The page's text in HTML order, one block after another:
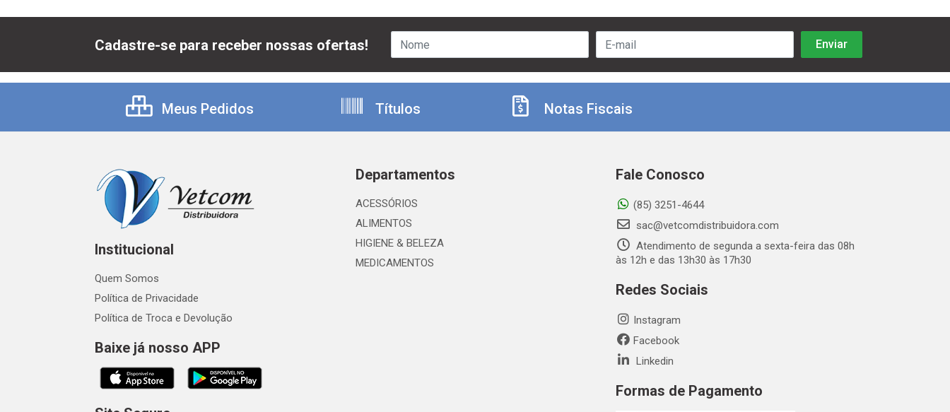
Cadastre-se para receber nossas ofertas!
Meus Pedidos Títulos Notas Fiscais
Institucional
Quem Somos
Política de Privacidade
Política de Troca e Devolução
Baixe já nosso APP
Departamentos
ACESSÓRIOS
ALIMENTOS
HIGIENE & BELEZA
MEDICAMENTOS
Fale Conosco
(85) 3251-4644
sac@vetcomdistribuidora.com
Atendimento de segunda a sexta-feira das 08h
às 12h e das 13h30 às 17h30
Redes Sociais
Instagram
Facebook
Linkedin
Formas de Pagamento